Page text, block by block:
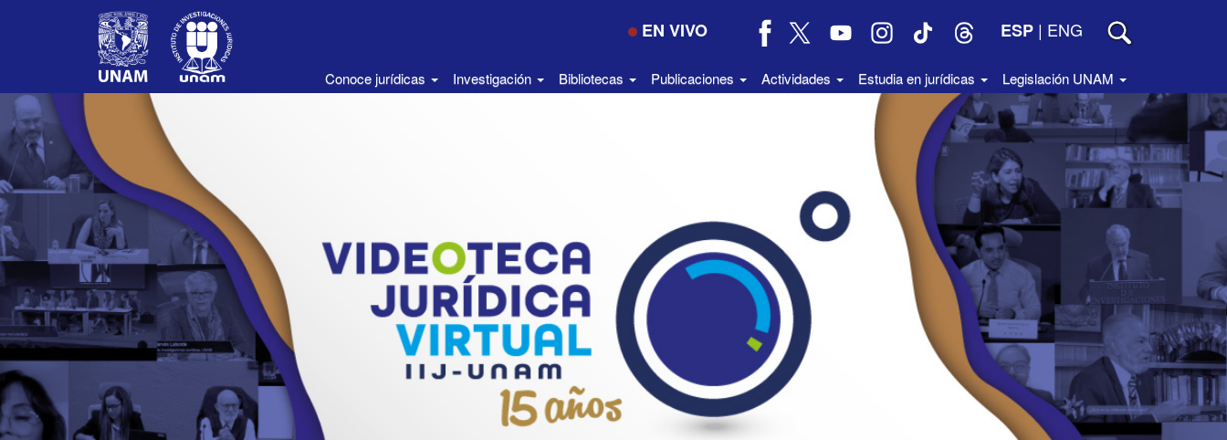
EN VIVO ESP | ENG
Conoce jurídicas Investigación Bibliotecas Publicaciones Actividades Estudia en jurídicas Legislación UNAM